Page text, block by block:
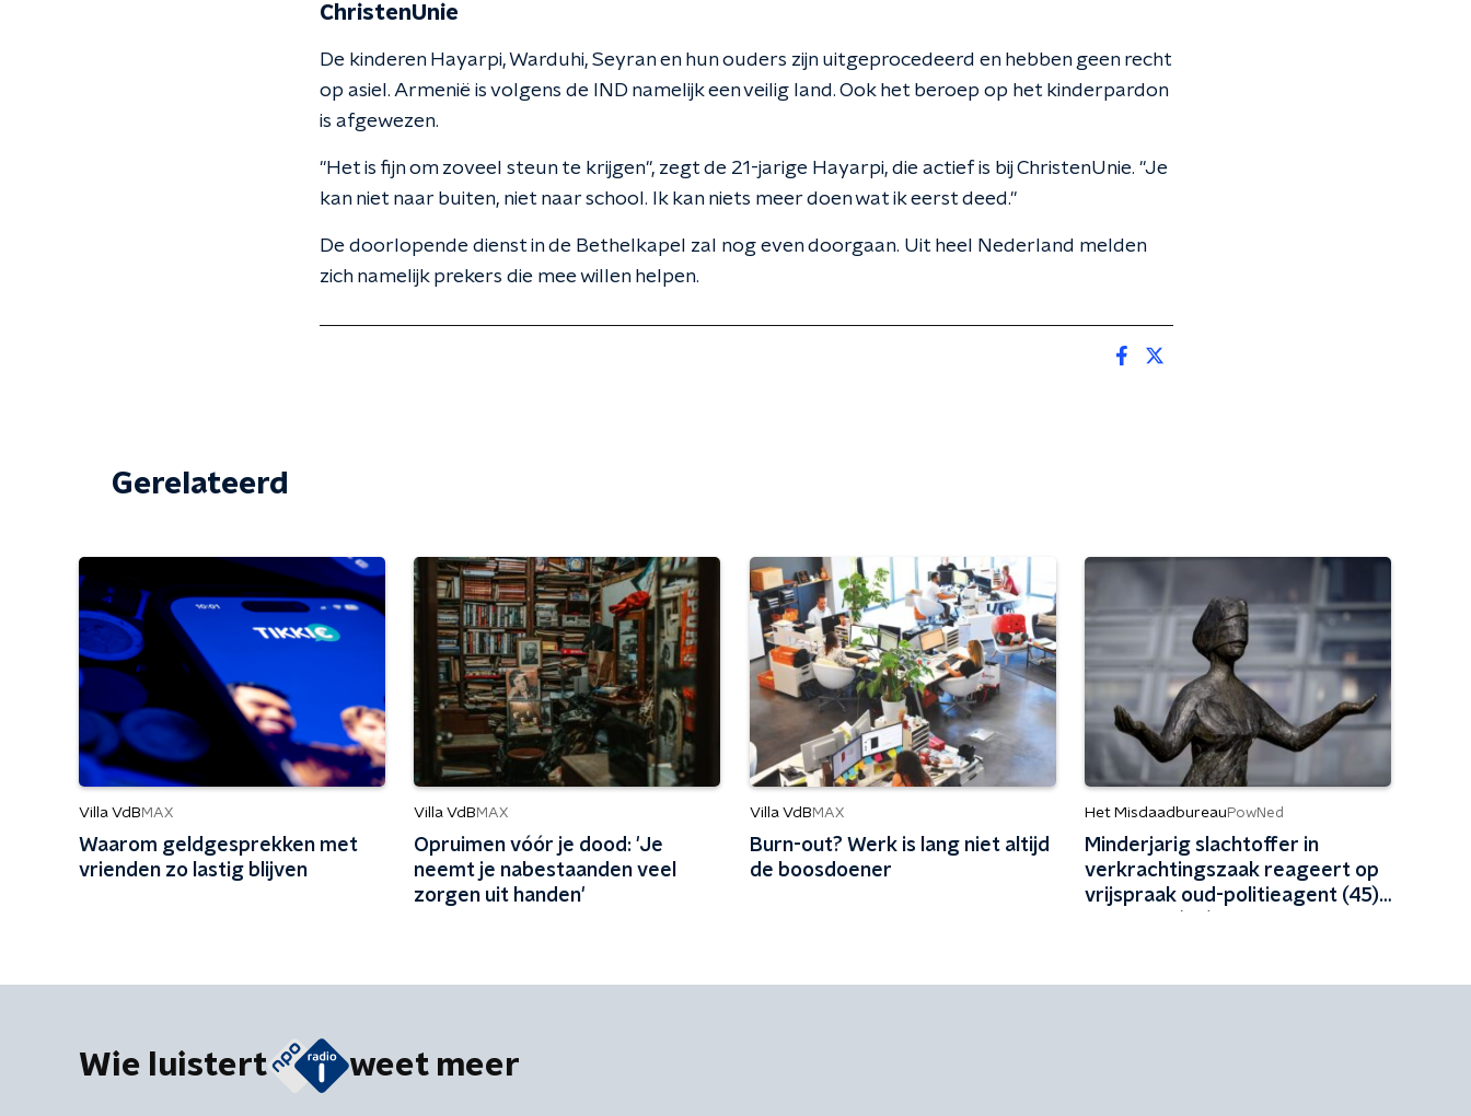
ChristenUnie
De kinderen Hayarpi, Warduhi, Seyran en hun ouders zijn uitgeprocedeerd en hebben geen recht
op asiel. Armenië is volgens de IND namelijk een veilig land. Ook het beroep op het kinderpardon
is afgewezen.
"Het is fijn om zoveel steun te krijgen", zegt de 21-jarige Hayarpi, die actief is bij ChristenUnie. "Je
kan niet naar buiten, niet naar school. Ik kan niets meer doen wat ik eerst deed."
De doorlopende dienst in de Bethelkapel zal nog even doorgaan. Uit heel Nederland melden
zich namelijk prekers die mee willen helpen.
Gerelateerd
Villa VdB MAX
Waarom geldgesprekken met
vrienden zo lastig blijven
Villa VdB MAX
Opruimen vóór je dood: 'Je
neemt je nabestaanden veel
zorgen uit handen'
Villa VdB MAX
Burn-out? Werk is lang niet altijd
de boosdoener
Het Misdaadbureau PowNed
Minderjarig slachtoffer in
verkrachtingszaak reageert op
vrijspraak oud-politieagent (45)
Wie luistert weet meer